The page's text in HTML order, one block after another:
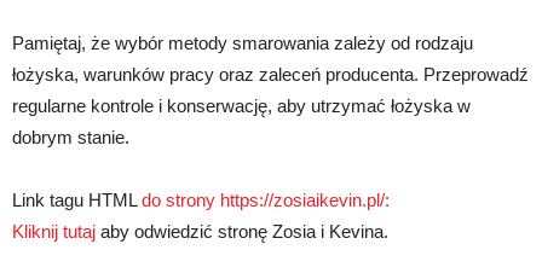
Pamiętaj, że wybór metody smarowania zależy od rodzaju
łożyska, warunków pracy oraz zaleceń producenta. Przeprowadź
regularne kontrole i konserwację, aby utrzymać łożyska w
dobrym stanie.
Link tagu HTMLdo strony https://zosiaikevin.pl/:
Kliknij tutaj aby odwiedzić stronę Zosia i Kevina.